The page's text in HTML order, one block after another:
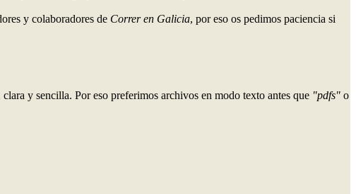
y colaboradores de Correr en Galicia, por eso os pedimos paciencia si
y sencilla. Por eso preferimos archivos en modo texto antes que "pdfs" o